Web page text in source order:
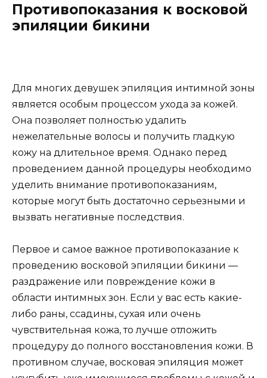
Противопоказания к восковой
эпиляции бикини
Для многих девушек эпиляция интимной зоны
является особым процессом ухода за кожей.
Она позволяет полностью удалить
нежелательные волосы и получить гладкую
кожу на длительное время. Однако перед
проведением данной процедуры необходимо
уделить внимание противопоказаниям,
которые могут быть достаточно серьезными и
вызвать негативные последствия.
Первое и самое важное противопоказание к
проведению восковой эпиляции бикини —
раздражение или повреждение кожи в
области интимных зон. Если у вас есть какие-
либо раны, ссадины, сухая или очень
чувствительная кожа, то лучше отложить
процедуру до полного восстановления кожи. В
противном случае, восковая эпиляция может